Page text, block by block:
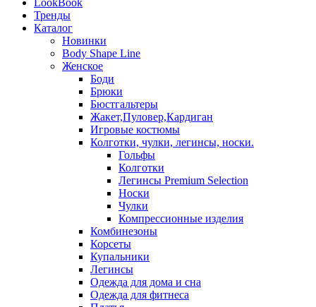
LookBook
Тренды
Каталог
Новинки
Body Shape Line
Женское
Боди
Брюки
Бюстгальтеры
Жакет,Пуловер,Кардиган
Игровые костюмы
Колготки, чулки, легинсы, носки.
Гольфы
Колготки
Легинсы Premium Selection
Носки
Чулки
Компрессионные изделия
Комбинезоны
Корсеты
Купальники
Легинсы
Одежда для дома и сна
Одежда для фитнеса